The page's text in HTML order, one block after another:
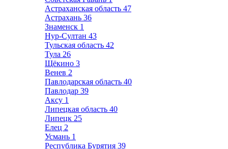
Астраханская область 47
Астрахань 36
Знаменск 1
Нур-Султан 43
Тульская область 42
Тула 26
Щёкино 3
Венев 2
Павлодарская область 40
Павлодар 39
Аксу 1
Липецкая область 40
Липецк 25
Елец 2
Усмань 1
Республика Бурятия 39